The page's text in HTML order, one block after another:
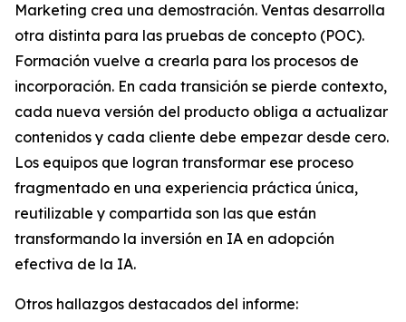
Marketing crea una demostración. Ventas desarrolla
otra distinta para las pruebas de concepto (POC).
Formación vuelve a crearla para los procesos de
incorporación. En cada transición se pierde contexto,
cada nueva versión del producto obliga a actualizar
contenidos y cada cliente debe empezar desde cero.
Los equipos que logran transformar ese proceso
fragmentado en una experiencia práctica única,
reutilizable y compartida son las que están
transformando la inversión en IA en adopción
efectiva de la IA.
Otros hallazgos destacados del informe: